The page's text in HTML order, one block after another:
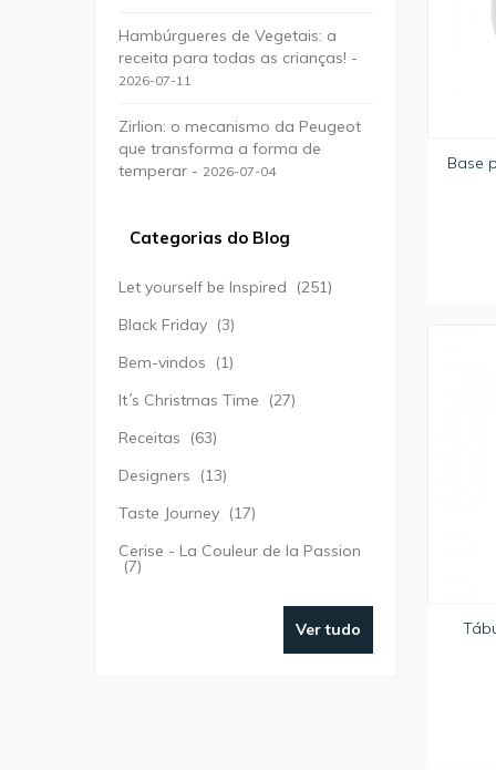
Hambúrgueres de Vegetais: a
receita para todas as crianças! -
2026-07-11
Zirlion: o mecanismo da Peugeot
que transforma a forma de
temperar - 2026-07-04
Categorias do Blog
Let yourself be Inspired
(251)
Black Friday (3)
Bem-vindos
(1)
It´s Christmas Time
(27)
Receitas
(63)
Designers
(13)
Taste Journey (17)
Cerise - La Couleur de la Passion
(7)
Ver tudo
Base